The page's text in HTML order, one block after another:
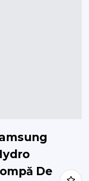
De